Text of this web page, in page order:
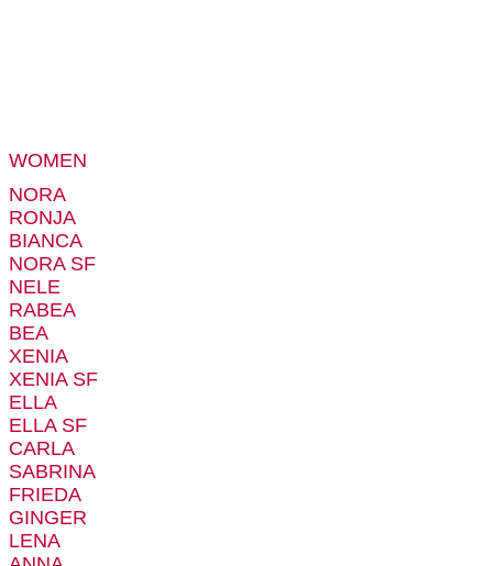
WOMEN
NORA
RONJA
BIANCA
NORA SF
NELE
RABEA
BEA
XENIA
XENIA SF
ELLA
ELLA SF
CARLA
SABRINA
FRIEDA
GINGER
LENA